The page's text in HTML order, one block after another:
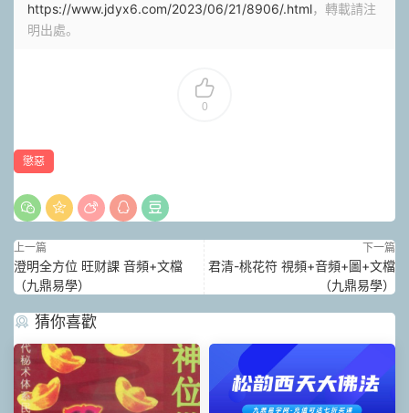
https://www.jdyx6.com/2023/06/21/8906/.html，轉載請注
明出處。
0
懲惡
上一篇
澄明全方位 旺财課 音頻+文檔
（九鼎易學）
下一篇
君清-桃花符 視頻+音頻+圖+文檔
（九鼎易學）
猜你喜歡